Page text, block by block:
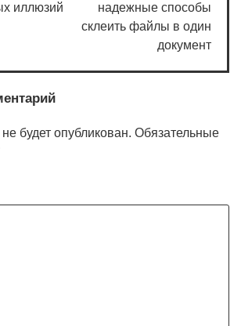
иллюзий
надежные способы
склеить файлы в один
документ
будет опубликован. Обязательные